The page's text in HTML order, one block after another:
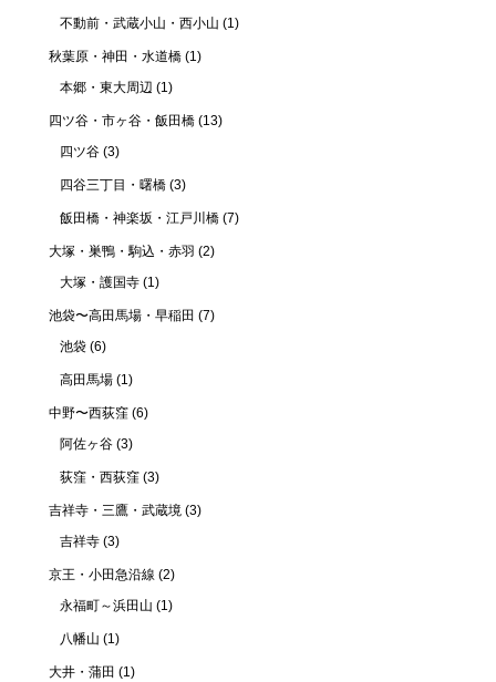
不動前・武蔵小山・西小山 (1)
秋葉原・神田・水道橋 (1)
本郷・東大周辺 (1)
四ツ谷・市ヶ谷・飯田橋 (13)
四ツ谷 (3)
四谷三丁目・曙橋 (3)
飯田橋・神楽坂・江戸川橋 (7)
大塚・巣鴨・駒込・赤羽 (2)
大塚・護国寺 (1)
池袋〜高田馬場・早稲田 (7)
池袋 (6)
高田馬場 (1)
中野〜西荻窪 (6)
阿佐ヶ谷 (3)
荻窪・西荻窪 (3)
吉祥寺・三鷹・武蔵境 (3)
吉祥寺 (3)
京王・小田急沿線 (2)
永福町～浜田山 (1)
八幡山 (1)
大井・蒲田 (1)